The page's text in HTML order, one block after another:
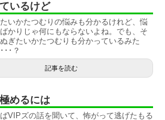
いるけど
いかたつむりの悩みも分かるけれど、悩
かりじゃ何にもならないよね。でも、そ
ぎたいかたつむりも分かっているみた
･･？
記事を読む
めるには
VIPズの話を聞いて、怖がって逃げたもる